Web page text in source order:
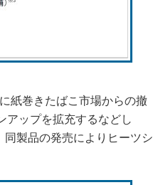
紙巻きたばこ市場からの撤
アップを拡充するなどし
製品の発売によりヒーツシ